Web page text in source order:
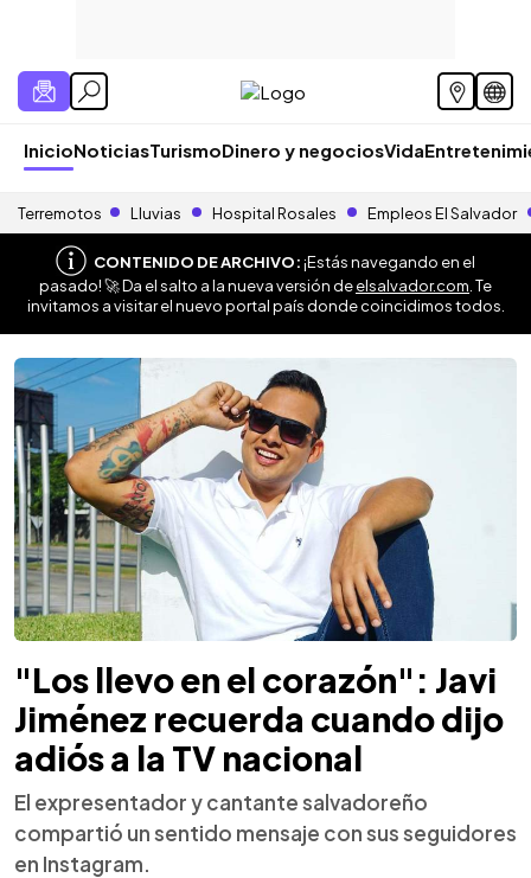
InicioNoticiasTurismoDinero y negociosVida
Terremotos Lluvias Hospital Rosales Empleos El Salvador
CONTENIDO DE ARCHIVO:¡Estás navegando en el
pasado! 🚀 Da el salto a la nueva versión deelsalvador.com . Te
invitamos a visitar el nuevo portal país donde coincidimos todos.
"Los llevo en el corazón": Javi
Jiménez recuerda cuando dijo
adiós a la TV nacional
El expresentador y cantante salvadoreño
compartió un sentido mensaje con sus seguidores
en Instagram.